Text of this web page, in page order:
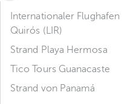
Internationaler
Quirós (LIR)
Strand Playa Hermosa
Tico Tours Guanacaste
Strand von Panamá